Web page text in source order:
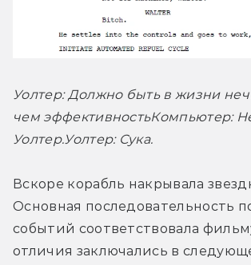
Уолтер: Должно быть в жизни
чем эффективностьКомпьютер:
Уолтер.Уолтер: Сука.
Вскоре корабль накрывала
Основная последовательность
событий соответствовала
отличия заключались в